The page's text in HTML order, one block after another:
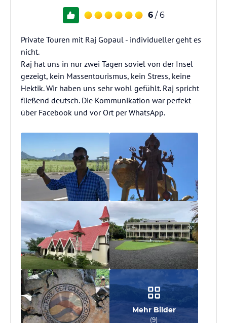
6 / 6
Private Touren mit Raj Gopaul - individueller geht es
nicht.
Raj hat uns in nur zwei Tagen soviel von der Insel
gezeigt, kein Massentourismus, kein Stress, keine
Hektik. Wir haben uns sehr wohl gefühlt. Raj spricht
fließend deutsch. Die Kommunikation war perfekt
über Facebook und vor Ort per WhatsApp.
Mehr Bilder
(9)